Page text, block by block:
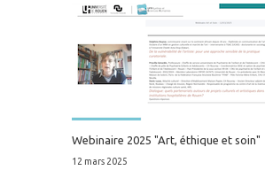
Webinaire 2025 "Art, éthique et soin"
12 mars 2025